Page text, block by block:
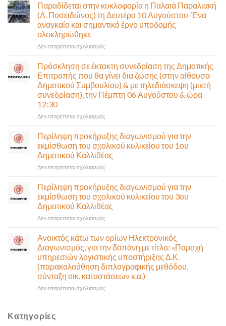
Παραδίδεται στην κυκλοφορία η Παλαιά Παραλιακή
(Λ. Ποσειδώνος) τη Δευτέρα 10 Αυγούστου-Ένα
αναγκαίο και σημαντικό έργο υποδομής
ολοκληρώθηκε
Δεν επιτρέπεται σχολιασμόςστο
κυκλοφορία
η
Παλαιά
Παραλιακή
Ποσειδώνος)
10
Αυγούστου-
Ένα
αναγκαίο
σημαντικό
έργο
υποδομής
ολοκληρώθηκε
Πρόσκληση σε έκτακτη συνεδρίαση της Δημοτικής
Επιτροπής που θα γίνει δια ζώσης (στην αίθουσα
Δημοτικού Συμβουλίου) & με τηλεδιάσκεψη (μικτή
συνεδρίαση), την Πέμπτη 06 Αυγούστου & ώρα
12:30
Δεν επιτρέπεται σχολιασμόςστο
σε
έκτακτη
συνεδρίαση
της
Δημοτικής
που
θα
γίνει
δια
ζώσης
αίθουσα
Δημοτικού
Συμβουλίου)
&
με
τηλεδιάσκεψη
(μικτή
Περίληψη προκήρυξης διαγωνισμού για την
εκμίσθωση του σχολικού κυλικείου του 1ου
Δημοτικού Καλλιθέας
Δεν επιτρέπεται σχολιασμόςστο
προκήρυξης
διαγωνισμού
για
την
εκμίσθωση
σχολικού
κυλικείου
του
1ου
Δημοτικού
Καλλιθέας
Περίληψη προκήρυξης διαγωνισμού για την
εκμίσθωση του σχολικού κυλικείου του 3ου
Δημοτικού Καλλιθέας
Δεν επιτρέπεται σχολιασμόςστο
προκήρυξης
διαγωνισμού
για
την
εκμίσθωση
του
σχολικού
Ανοικτός κάτω των ορίων Ηλεκτρονικός
Διαγωνισμός, για την δαπάνη με τίτλο: «Παροχή
υπηρεσιών λογιστικής υποστήριξης Δ.Κ.
(παρακολούθηση διπλογραφικής μεθόδου,
σύνταξη οικ. καταστάσεων κ.α.)
Δεν επιτρέπεται σχολιασμόςστο
Κατηγορίες